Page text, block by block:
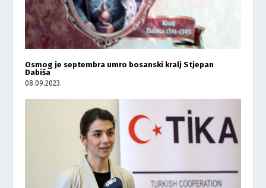
Osmog je septembra umro bosanski kralj Stjepan
Dabiša
08.09.2023.